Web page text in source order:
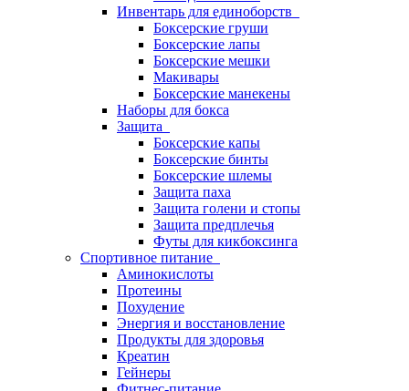
Инвентарь для единоборств
Боксерские груши
Боксерские лапы
Боксерские мешки
Макивары
Боксерские манекены
Наборы для бокса
Защита
Боксерские капы
Боксерские бинты
Боксерские шлемы
Защита паха
Защита голени и стопы
Защита предплечья
Футы для кикбоксинга
Спортивное питание
Аминокислоты
Протеины
Похудение
Энергия и восстановление
Продукты для здоровья
Креатин
Гейнеры